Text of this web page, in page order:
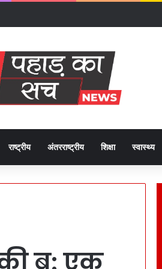
राष्ट्रीय अंतरराष्ट्रीय शिक्षा स्वास्थ्य
बू: एक